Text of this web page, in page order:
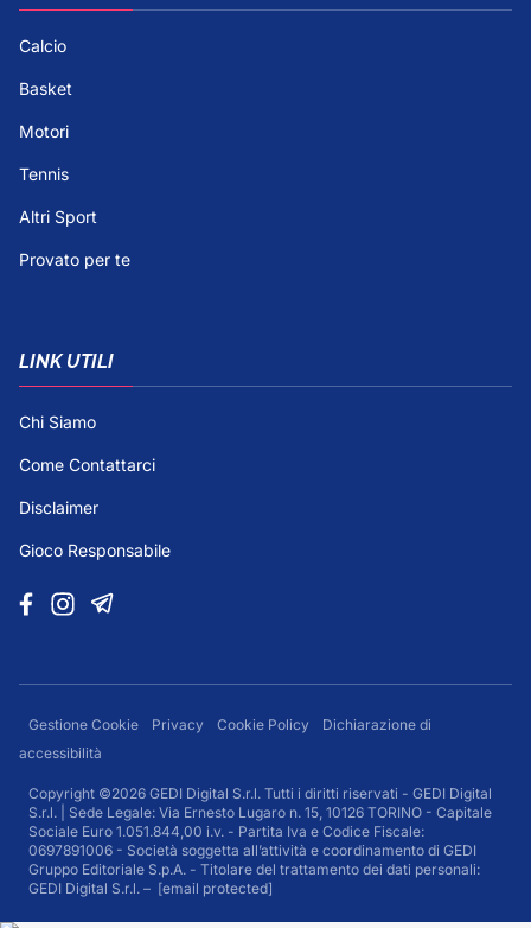
Calcio
Basket
Motori
Tennis
Altri Sport
Provato per te
LINK UTILI
Chi Siamo
Come Contattarci
Disclaimer
Gioco Responsabile
Gestione Cookie Privacy Cookie Policy
Dichiarazione di
accessibilità
Copyright ©2026 GEDI Digital S.r.l. Tutti i diritti riservati - GEDI Digital
S.r.l. | Sede Legale: Via Ernesto Lugaro n. 15, 10126 TORINO - Capitale
Sociale Euro 1.051.844,00 i.v. - Partita Iva e Codice Fiscale:
0697891006 - Società soggetta all’attività e coordinamento di GEDI
Gruppo Editoriale S.p.A. - Titolare del trattamento dei dati personali:
GEDI Digital S.r.l. – [email protected]